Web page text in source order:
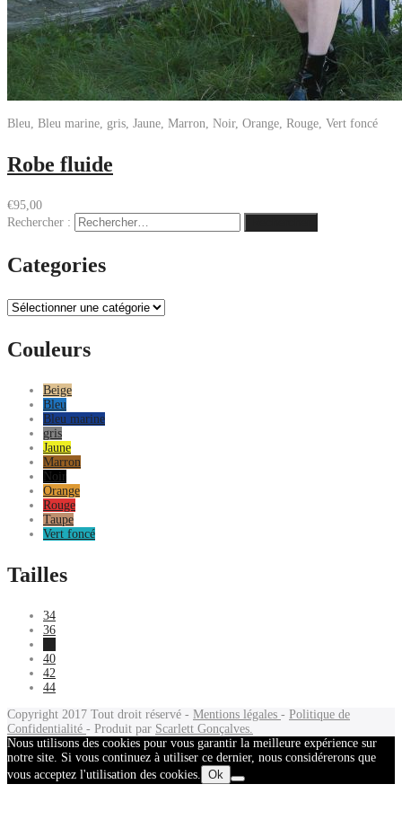
Bleu, Bleu marine, gris, Jaune, Marron, Noir, Orange, Rouge, Vert foncé
Robe fluide
€95,00
Rechercher :
Categories
Couleurs
Beige
Bleu
Bleu marine
gris
Jaune
Marron
Noir
Orange
Rouge
Taupe
Vert foncé
Tailles
34
36
40
42
44
Copyright 2017 Tout droit réservé - Mentions légales - Politique de
Confidentialité - Produit par Scarlett Gonçalves.
Nous utilisons des cookies pour vous garantir la meilleure expérience sur
notre site. Si vous continuez à utiliser ce dernier, nous considérerons que
vous acceptez l'utilisation des cookies. Ok